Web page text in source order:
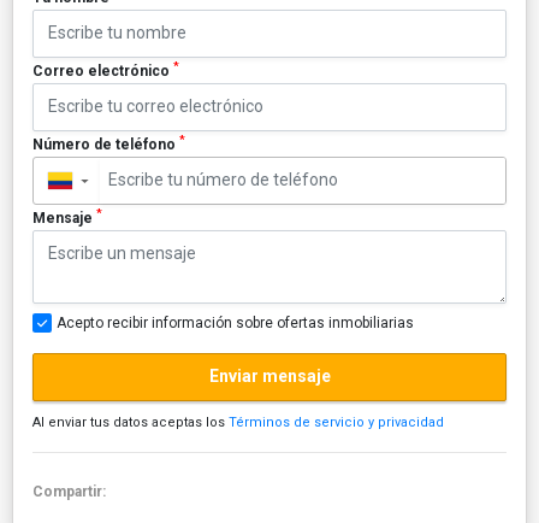
Correo electrónico *
Número de teléfono *
▼
Mensaje *
Acepto recibir información sobre ofertas inmobiliarias
Enviar mensaje
Al enviar tus datos aceptas los Términos de servicio y privacidad
Compartir: